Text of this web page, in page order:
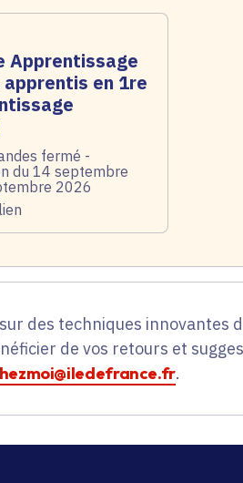
Apprentissage
en 1re
fermé -
du 14 septembre
2026
des techniques
de vos retours et
.